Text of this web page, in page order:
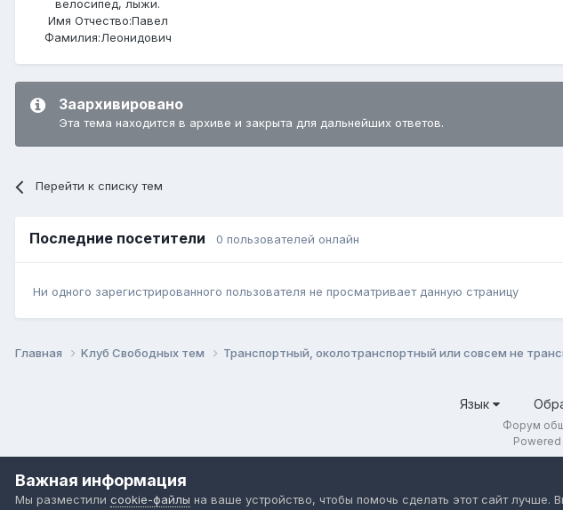
велосипед, лыжи.
Имя Отчество:Павел
Фамилия:Леонидович
Заархивировано
Эта тема находится в архиве и закрыта для дальнейших ответов.
Перейти к списку тем
Последние посетители 0 пользователей онлайн
Ни одного зарегистрированного пользователя не просматривает данную страницу
Главная Kлуб Свободных тем Транспортный, околотранспортный или совсем не
Язык
Форум
Важная информация
Мы разместили cookie-файлы на ваше устройство, чтобы помочь сделать этот сайт лучше.